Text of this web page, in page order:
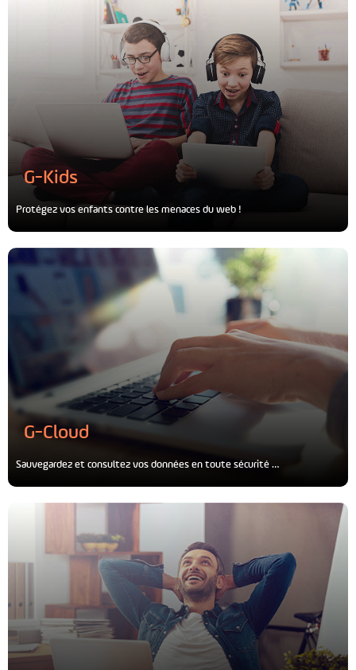
G-Kids
Protégez vos enfants contre les menaces du web !
G-Cloud
Sauvegardez et consultez vos données en toute sécurité …